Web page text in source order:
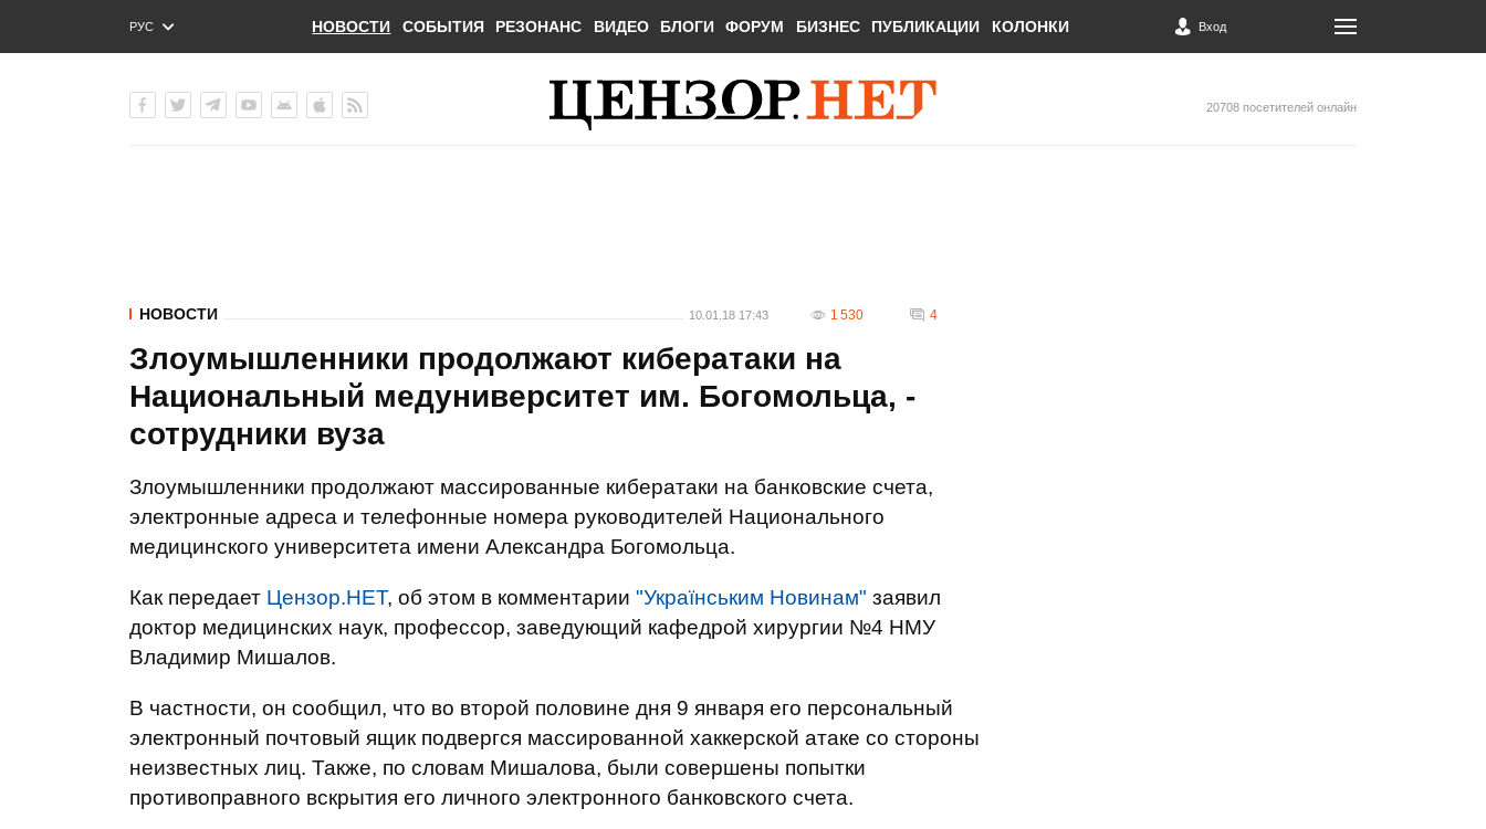
РУС
ENG
НОВОСТИ СОБЫТИЯ РЕЗОНАНС ВИДЕО БЛОГИ ФОРУМ БИЗНЕС ПУБЛИКАЦИИ КОЛОНКИ Вход
20708 посетителей онлайн
НОВОСТИ 10.01.18 17:43 1 530 4
Злоумышленники продолжают кибератаки на
Национальный медуниверситет им. Богомольца, -
сотрудники вуза
Злоумышленники продолжают массированные кибератаки на банковские счета,
электронные адреса и телефонные номера руководителей Национального
медицинского университета имени Александра Богомольца.
Как передает Цензор.НЕТ, об этом в комментарии "Українським Новинам" заявил
доктор медицинских наук, профессор, заведующий кафедрой хирургии №4 НМУ
Владимир Мишалов.
В частности, он сообщил, что во второй половине дня 9 января его персональный
электронный почтовый ящик подвергся массированной хаккерской атаке со стороны
неизвестных лиц. Также, по словам Мишалова, были совершены попытки
противоправного вскрытия его личного электронного банковского счета.